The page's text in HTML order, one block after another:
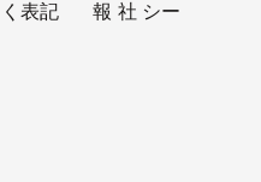
く表記
報 社 シー